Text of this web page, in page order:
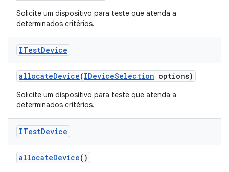
Solicite um dispositivo para teste que atenda a
determinados critérios.
ITestDevice
allocateDevice(IDeviceSelection options)
Solicite um dispositivo para teste que atenda a
determinados critérios.
ITestDevice
allocateDevice()